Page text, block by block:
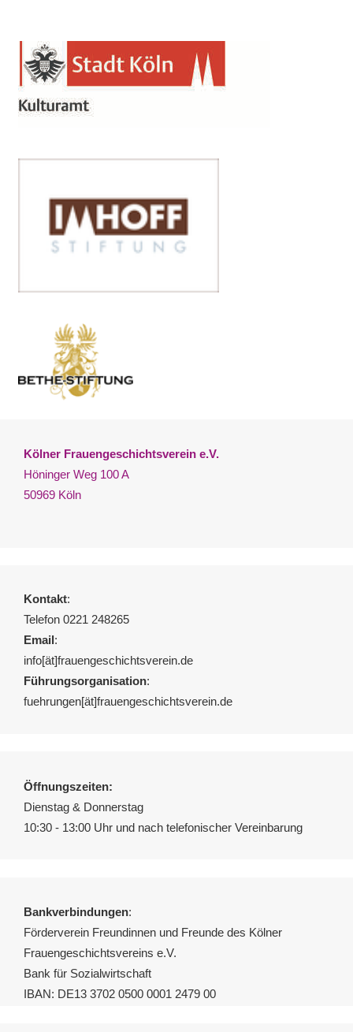
Kölner Frauengeschichtsverein e.V.
Höninger Weg 100 A
50969 Köln
Kontakt:
Telefon 0221 248265
Email:
info[ät]frauengeschichtsverein.de
Führungsorganisation:
fuehrungen[ät]frauengeschichtsverein.de
Öffnungszeiten:
Dienstag & Donnerstag
10:30 - 13:00 Uhr und nach telefonischer Vereinbarung
Bankverbindungen:
Förderverein Freundinnen und Freunde des Kölner
Frauengeschichtsvereins e.V.
Bank für Sozialwirtschaft
IBAN: DE13 3702 0500 0001 2479 00